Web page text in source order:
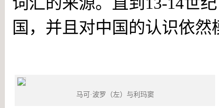
国，并且对中国的认识依然
马可·波罗（左）与利玛窦